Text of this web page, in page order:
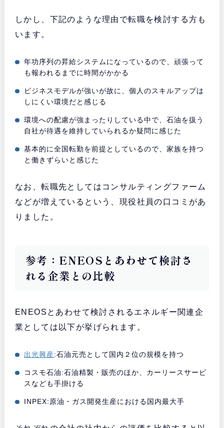
しかし、下記のような理由で転職を検討する方も
います。
年功序列の昇給システムになっているので、頑張って
も報われるまでに時間がかかる
ビジネスモデルが強いが故に、個人のスキルアップは
しにくい環境だと感じる
環境への配慮が強まったりしている中で、石油を扱う
自社が待遇を維持していられるか疑問に感じた
基本的に全国転勤を前提としているので、家族を持つ
と働きずらいと感じた
なお、転職先としてはコンサルティングファーム
などが増えているという、現役社員の口コミがあ
りました。
参考：ENEOSとあわせて検討さ
れる企業との比較
ENEOSとあわせて検討されるエネルギー関連企
業としては以下が挙げられます。
出光興産:石油元売として国内２位の規模を持つ
コスモ石油:石油精製・販売のほか、カーリースサービ
スなども手掛ける
INPEX:原油・ガス開発生産における国内最大手